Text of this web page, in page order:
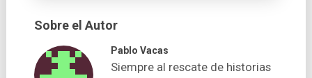
Sobre el Autor
Pablo Vacas
Siempre al rescate de historias